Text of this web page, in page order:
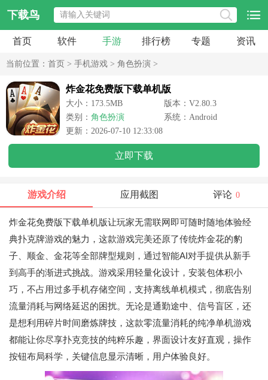
下载鸟
首页 软件 手游 排行榜 专题 资讯
当前位置： 首页 > 手机游戏 > 角色扮演 >
炸金花免费版下载单机版
大小：173.5MB
版本：V2.80.3
类别： 角色扮演
系统：Android
更新：2026-07-10 12:33:08
立即下载
游戏介绍 应用截图 评论 0
炸金花免费版下载单机版让玩家无需联网即可随时随地体验经
典扑克牌游戏的魅力，这款游戏完美还原了传统炸金花的豹
子、顺金、金花等全部牌型规则，通过智能AI对手提供从新手
到高手的渐进式挑战。游戏采用轻量化设计，安装包体积小
巧，不占用过多手机存储空间，支持离线单机模式，彻底告别
流量消耗与网络延迟的困扰。无论是通勤途中、信号盲区，还
是想利用碎片时间磨炼牌技，这款零流量消耗的纯净单机游戏
都能让你尽享扑克竞技的纯粹乐趣，界面设计友好直观，操作
按钮布局科学，关键信息显示清晰，用户体验良好。